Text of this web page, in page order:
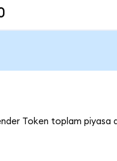
Token toplam piyasa